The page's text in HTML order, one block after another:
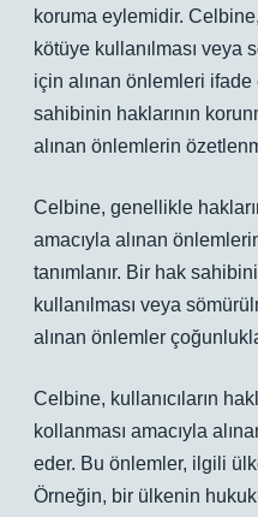
koruma eylemidir.
kötüye kullanılması veya
için alınan önlemleri
sahibinin haklarının
alınan önlemlerin
Celbine, genellikle
amacıyla alınan
tanımlanır. Bir hak
kullanılması veya
alınan önlemler
Celbine, kullanıcıların
kollanması amacıyla
eder. Bu önlemler, ilgili
Örneğin, bir ülkenin